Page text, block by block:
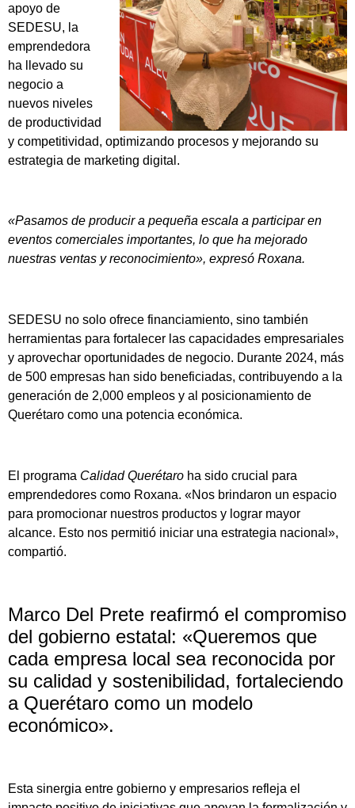
apoyo de
SEDESU, la
emprendedora
ha llevado su
negocio a
nuevos niveles
de productividad
y competitividad, optimizando procesos y mejorando su
estrategia de marketing digital.
«Pasamos de producir a pequeña escala a participar en
eventos comerciales importantes, lo que ha mejorado
nuestras ventas y reconocimiento», expresó Roxana.
SEDESU no solo ofrece financiamiento, sino también
herramientas para fortalecer las capacidades empresariales
y aprovechar oportunidades de negocio. Durante 2024, más
de 500 empresas han sido beneficiadas, contribuyendo a la
generación de 2,000 empleos y al posicionamiento de
Querétaro como una potencia económica.
El programa Calidad Querétaro ha sido crucial para
emprendedores como Roxana. «Nos brindaron un espacio
para promocionar nuestros productos y lograr mayor
alcance. Esto nos permitió iniciar una estrategia nacional»,
compartió.
Marco Del Prete reafirmó el compromiso
del gobierno estatal: «Queremos que
cada empresa local sea reconocida por
su calidad y sostenibilidad, fortaleciendo
a Querétaro como un modelo
económico».
Esta sinergia entre gobierno y empresarios refleja el